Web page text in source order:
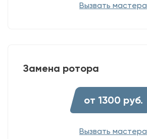
Вызвать мастера
Замена ротора
от 1300 руб.
Вызвать мастера